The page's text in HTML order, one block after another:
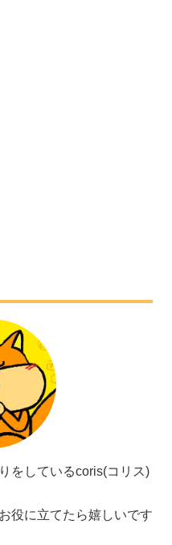
をしているcoris(コリス)
役に立てたら嬉しいです